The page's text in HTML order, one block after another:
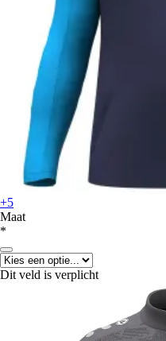
+5
Maat
*
Dit veld is verplicht